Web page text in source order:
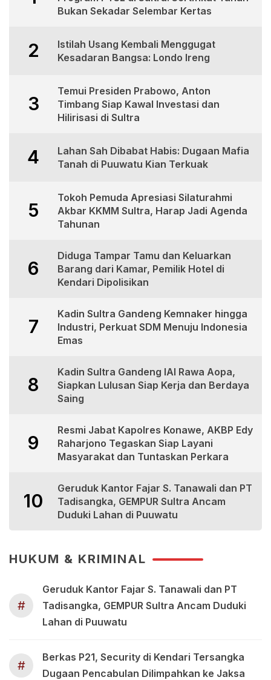
Bukan Sekadar Selembar Kertas
2
Istilah Usang Kembali Menggugat
Kesadaran Bangsa: Londo Ireng
3
Temui Presiden Prabowo, Anton
Timbang Siap Kawal Investasi dan
Hilirisasi di Sultra
4
Lahan Sah Dibabat Habis: Dugaan Mafia
Tanah di Puuwatu Kian Terkuak
5
Tokoh Pemuda Apresiasi Silaturahmi
Akbar KKMM Sultra, Harap Jadi Agenda
Tahunan
6
Diduga Tampar Tamu dan Keluarkan
Barang dari Kamar, Pemilik Hotel di
Kendari Dipolisikan
7
Kadin Sultra Gandeng Kemnaker hingga
Industri, Perkuat SDM Menuju Indonesia
Emas
8
Kadin Sultra Gandeng IAI Rawa Aopa,
Siapkan Lulusan Siap Kerja dan Berdaya
Saing
9
Resmi Jabat Kapolres Konawe, AKBP Edy
Raharjono Tegaskan Siap Layani
Masyarakat dan Tuntaskan Perkara
10
Geruduk Kantor Fajar S. Tanawali dan PT
Tadisangka, GEMPUR Sultra Ancam
Duduki Lahan di Puuwatu
HUKUM & KRIMINAL
#
Geruduk Kantor Fajar S. Tanawali dan PT
Tadisangka, GEMPUR Sultra Ancam Duduki
Lahan di Puuwatu
#
Berkas P21, Security di Kendari Tersangka
Dugaan Pencabulan Dilimpahkan ke Jaksa